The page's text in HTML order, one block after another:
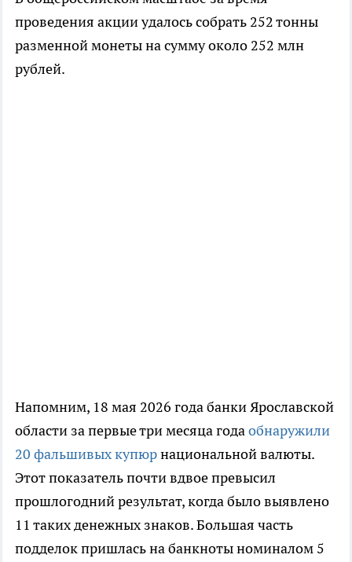
проведения акции удалось собрать 252 тонны
разменной монеты на сумму около 252 млн
рублей.
Напомним, 18 мая 2026 года банки Ярославской
области за первые три месяца годаобнаружили
20 фальшивых купюрнациональной валюты.
Этот показатель почти вдвое превысил
прошлогодний результат, когда было выявлено
11 таких денежных знаков. Большая часть
подделок пришлась на банкноты номиналом 5